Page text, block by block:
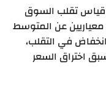
قياس تقلب السوق
عن المتوسط
في التقلب،
اختراق السعر